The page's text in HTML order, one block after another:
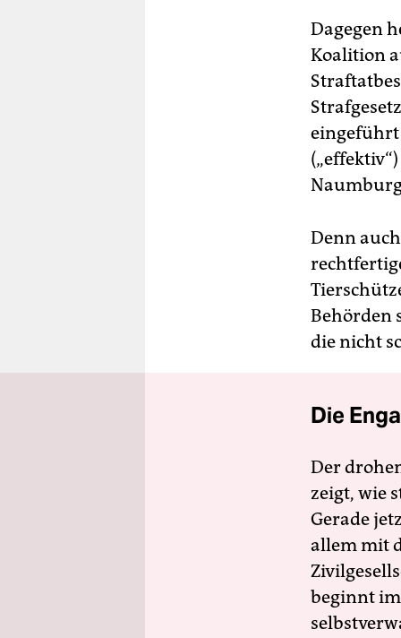
Dagegen
Koalition
eingeführt
Denn
Behörden
die nicht
Die
Der
zeigt, wie
Gerade
allem mit
beginnt